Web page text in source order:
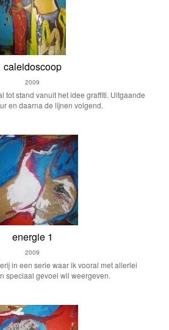
caleidoscoop
2009
tot stand vanuit het idee graffiti. Uitgaande
en daarna de lijnen volgend.
energie 1
2009
in een serie waar ik vooral met allerlei
speciaal gevoel wil weergeven.